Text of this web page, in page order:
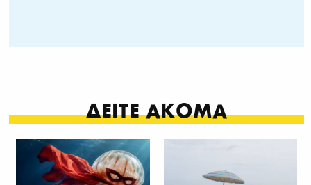
ΔΕΙΤΕ ΑΚΟΜΑ